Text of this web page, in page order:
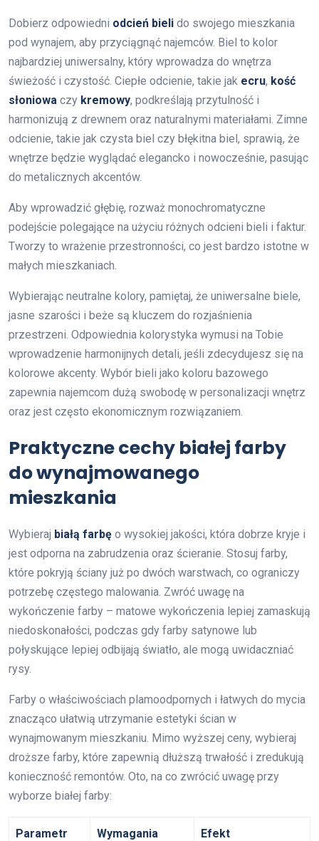
Dobierz odpowiedni odcień bieli do swojego mieszkania
pod wynajem, aby przyciągnąć najemców. Biel to kolor
najbardziej uniwersalny, który wprowadza do wnętrza
świeżość i czystość. Ciepłe odcienie, takie jak ecru, kość
słoniowa czy kremowy, podkreślają przytulność i
harmonizują z drewnem oraz naturalnymi materiałami. Zimne
odcienie, takie jak czysta biel czy błękitna biel, sprawią, że
wnętrze będzie wyglądać elegancko i nowocześnie, pasując
do metalicznych akcentów.
Aby wprowadzić głębię, rozważ monochromatyczne
podejście polegające na użyciu różnych odcieni bieli i faktur.
Tworzy to wrażenie przestronności, co jest bardzo istotne w
małych mieszkaniach.
Wybierając neutralne kolory, pamiętaj, że uniwersalne biele,
jasne szarości i beże są kluczem do rozjaśnienia
przestrzeni. Odpowiednia kolorystyka wymusi na Tobie
wprowadzenie harmonijnych detali, jeśli zdecydujesz się na
kolorowe akcenty. Wybór bieli jako koloru bazowego
zapewnia najemcom dużą swobodę w personalizacji wnętrz
oraz jest często ekonomicznym rozwiązaniem.
Praktyczne cechy białej farby
do wynajmowanego
mieszkania
Wybieraj białą farbę o wysokiej jakości, która dobrze kryje i
jest odporna na zabrudzenia oraz ścieranie. Stosuj farby,
które pokryją ściany już po dwóch warstwach, co ograniczy
potrzebę częstego malowania. Zwróć uwagę na
wykończenie farby – matowe wykończenia lepiej zamaskują
niedoskonałości, podczas gdy farby satynowe lub
połyskujące lepiej odbijają światło, ale mogą uwidaczniać
rysy.
Farby o właściwościach plamoodpornych i łatwych do mycia
znacząco ułatwią utrzymanie estetyki ścian w
wynajmowanym mieszkaniu. Mimo wyższej ceny, wybieraj
droższe farby, które zapewnią dłuższą trwałość i zredukują
konieczność remontów. Oto, na co zwrócić uwagę przy
wyborze białej farby:
Parametr Wymagania Efekt